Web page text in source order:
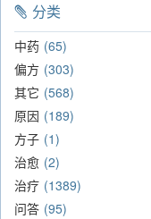
分类
中药 65
偏方 303
其它 568
原因 189
方子 1
治愈 2
治疗 1389
问答 95